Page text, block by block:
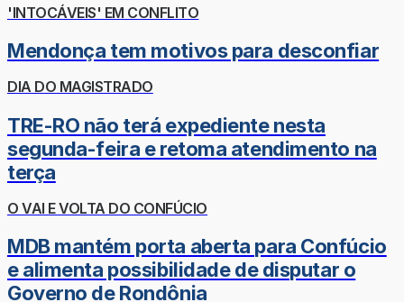
'INTOCÁVEIS' EM CONFLITO
Mendonça tem motivos para desconfiar
DIA DO MAGISTRADO
TRE-RO não terá expediente nesta
segunda-feira e retoma atendimento na
terça
O VAI E VOLTA DO CONFÚCIO
MDB mantém porta aberta para Confúcio
e alimenta possibilidade de disputar o
Governo de Rondônia